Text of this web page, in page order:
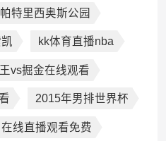
帕特里西奥斯公园
kk体育直播nba
vs掘金在线观看
2015年男排世界杯
线直播观看免费